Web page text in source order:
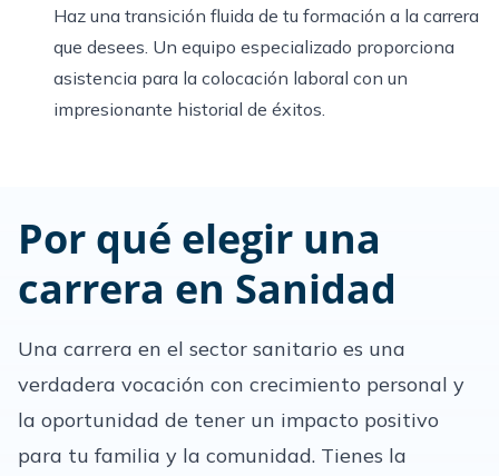
Haz una transición fluida de tu formación a la carrera
que desees. Un equipo especializado proporciona
asistencia para la colocación laboral con un
impresionante historial de éxitos.
Por qué elegir una
carrera en Sanidad
Una carrera en el sector sanitario es una
verdadera vocación con crecimiento personal y
la oportunidad de tener un impacto positivo
para tu familia y la comunidad. Tienes la